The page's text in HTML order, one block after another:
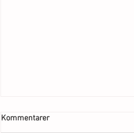
Kommentarer